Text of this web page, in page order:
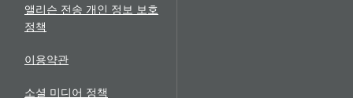
앨리슨 전송 개인 정보 보호
정책
이용약관
소셜 미디어 정책